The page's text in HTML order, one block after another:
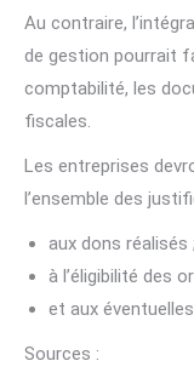
Au contraire,
de gestion pourrait
comptabilité, les
fiscales.
Les entreprises
l’ensemble des
aux dons réalisés ;
à l’éligibilité des
et aux
Sources :